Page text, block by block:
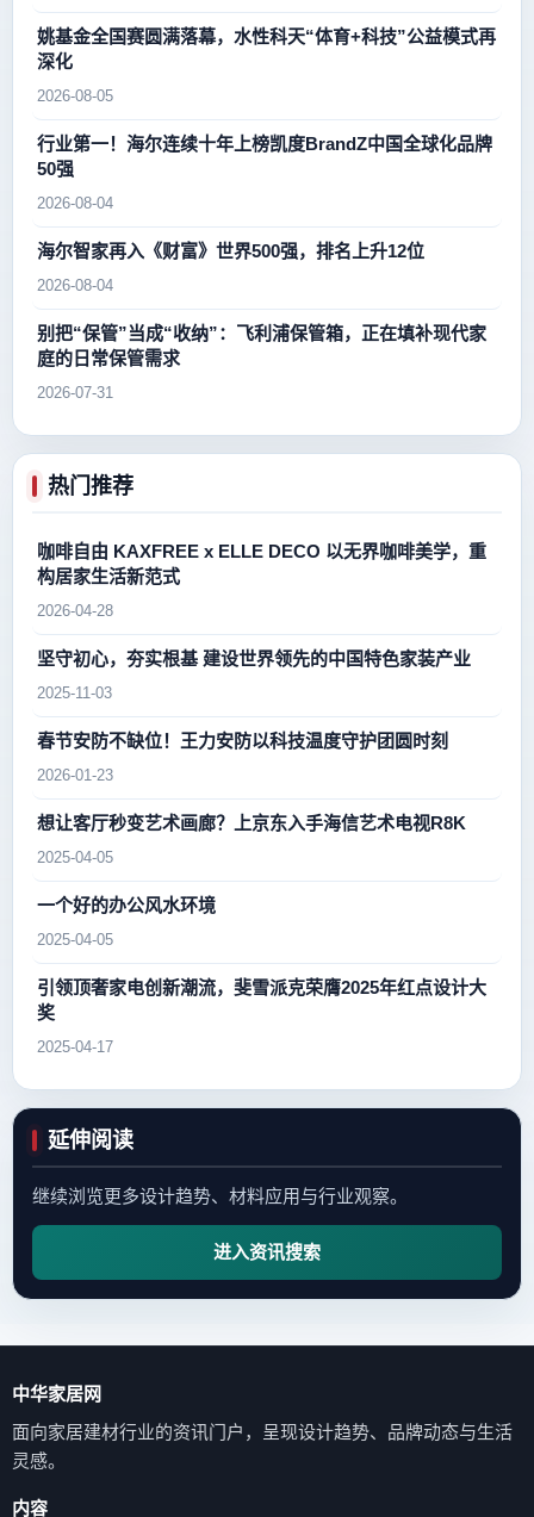
姚基金全国赛圆满落幕，水性科天“体育+科技”公益模式再
深化
2026-08-05
行业第一！海尔连续十年上榜凯度BrandZ中国全球化品牌
50强
2026-08-04
海尔智家再入《财富》世界500强，排名上升12位
2026-08-04
别把“保管”当成“收纳”：飞利浦保管箱，正在填补现代家
庭的日常保管需求
2026-07-31
热门推荐
咖啡自由 KAXFREE x ELLE DECO 以无界咖啡美学，重
构居家生活新范式
2026-04-28
坚守初心，夯实根基 建设世界领先的中国特色家装产业
2025-11-03
春节安防不缺位！王力安防以科技温度守护团圆时刻
2026-01-23
想让客厅秒变艺术画廊？上京东入手海信艺术电视R8K
2025-04-05
一个好的办公风水环境
2025-04-05
引领顶奢家电创新潮流，斐雪派克荣膺2025年红点设计大
奖
2025-04-17
延伸阅读
继续浏览更多设计趋势、材料应用与行业观察。
进入资讯搜索
中华家居网
面向家居建材行业的资讯门户，呈现设计趋势、品牌动态与生活
灵感。
内容